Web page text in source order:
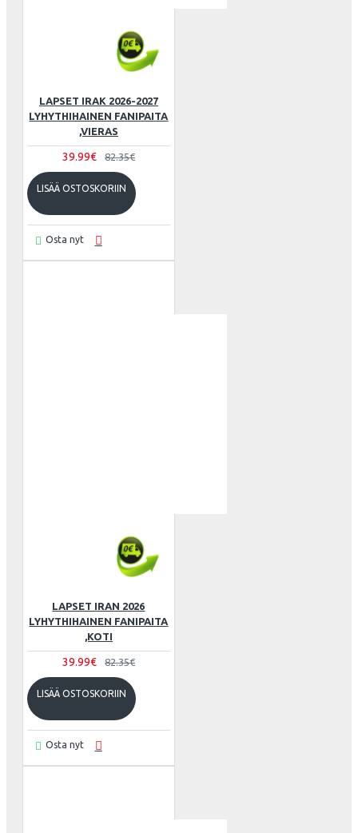
LAPSET IRAK 2026-2027
LYHYTHIHAINEN FANIPAITA
,VIERAS
39.99€ 82.35€
LISÄÄ OSTOSKORIIN
Osta nyt
LAPSET IRAN 2026
LYHYTHIHAINEN FANIPAITA
,KOTI
39.99€ 82.35€
LISÄÄ OSTOSKORIIN
Osta nyt